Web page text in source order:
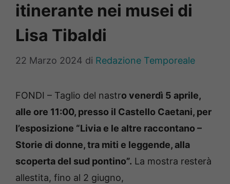
itinerante nei musei di
Lisa Tibaldi
22 Marzo 2024 di Redazione Temporeale
FONDI – Taglio del nastro venerdì 5 aprile,
alle ore 11:00, presso il Castello Caetani, per
l’esposizione “Livia e le altre raccontano –
Storie di donne, tra miti e leggende, alla
scoperta del sud pontino”. La mostra resterà
allestita, fino al 2 giugno,